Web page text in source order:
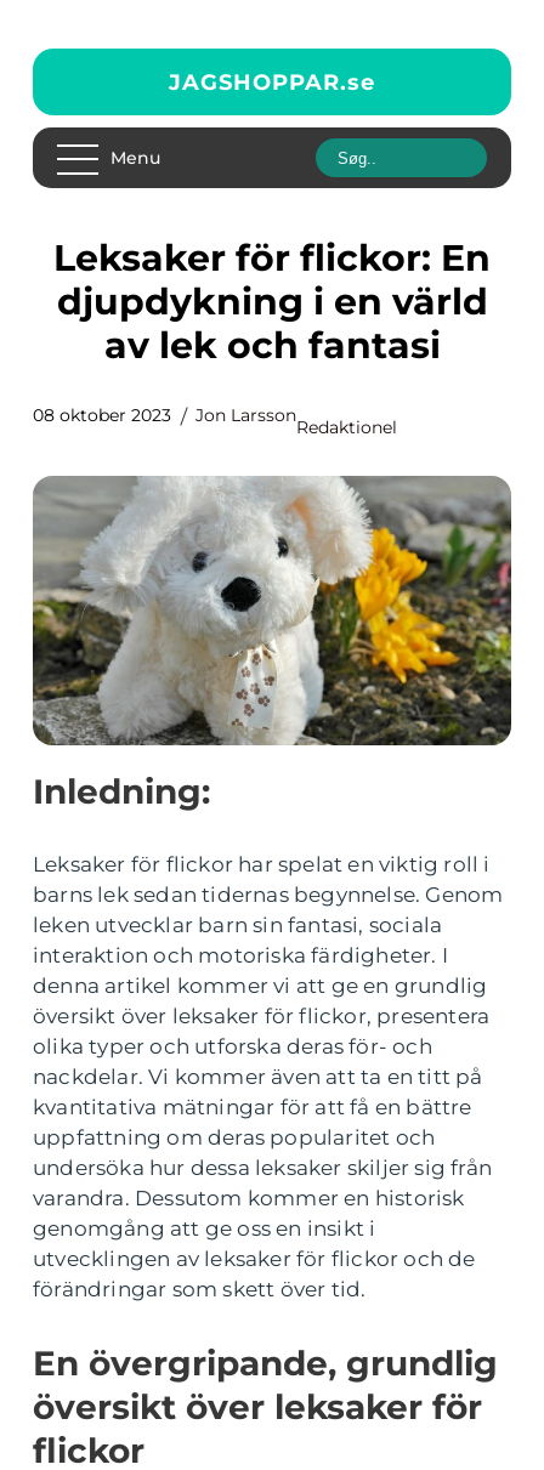
JAGSHOPPAR.se
Menu
Leksaker för flickor: En
djupdykning i en värld
av lek och fantasi
08 oktober 2023 Jon Larsson
Redaktionel
Inledning:
Leksaker för flickor har spelat en viktig roll i
barns lek sedan tidernas begynnelse. Genom
leken utvecklar barn sin fantasi, sociala
interaktion och motoriska färdigheter. I
denna artikel kommer vi att ge en grundlig
översikt över leksaker för flickor, presentera
olika typer och utforska deras för- och
nackdelar. Vi kommer även att ta en titt på
kvantitativa mätningar för att få en bättre
uppfattning om deras popularitet och
undersöka hur dessa leksaker skiljer sig från
varandra. Dessutom kommer en historisk
genomgång att ge oss en insikt i
utvecklingen av leksaker för flickor och de
förändringar som skett över tid.
En övergripande, grundlig
översikt över leksaker för
flickor